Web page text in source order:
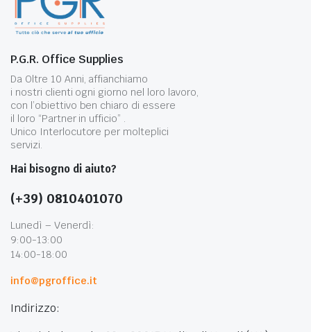
P.G.R. Office Supplies
Da Oltre 10 Anni, affianchiamo
i nostri clienti ogni giorno nel loro lavoro,
con l’obiettivo ben chiaro di essere
il loro “Partner in ufficio” .
Unico Interlocutore per molteplici
servizi.
Hai bisogno di aiuto?
(+39) 0810401070
Lunedì – Venerdì:
9:00-13:00
14:00-18:00
info@pgroffice.it
Indirizzo: